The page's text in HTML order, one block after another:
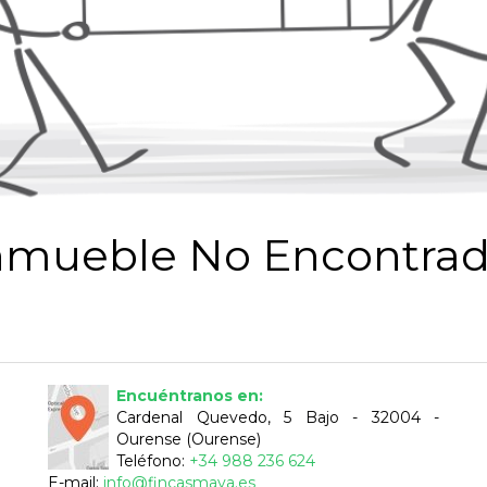
No
Encuéntranos en:
Cardenal Quevedo, 5 Bajo - 32004 -
Ourense (Ourense)
Teléfono: +34 988 236 624
E-mail: info@fincasmaya.es